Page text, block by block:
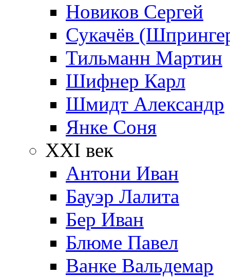
Новиков Сергей
Сукачёв
Тильманн Мартин
Шифнер Карл
Шмидт Александр
Янке Соня
XXI век
Антони Иван
Бауэр Лалита
Бер Иван
Блюме Павел
Ванке Вальдемар